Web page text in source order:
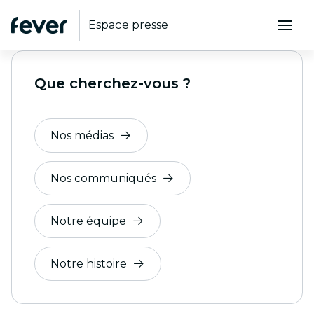
Espace presse
Que cherchez-vous ?
Nos médias
Nos communiqués
Notre équipe
Notre histoire